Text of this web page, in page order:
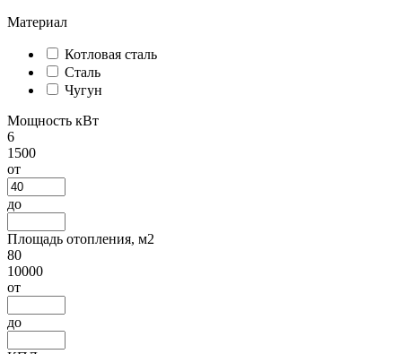
Материал
Котловая сталь
Сталь
Чугун
Мощность кВт
6
1500
от
до
Площадь отопления, м2
80
10000
от
до